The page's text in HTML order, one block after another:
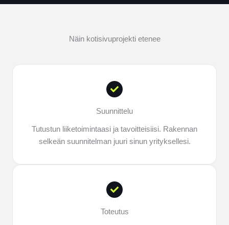
Näin kotisivuprojekti etenee
Suunnittelu
Tutustun liiketoimintaasi ja tavoitteisiisi. Rakennan
selkeän suunnitelman juuri sinun yrityksellesi.
Toteutus